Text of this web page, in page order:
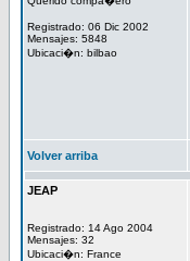
Registrado: 06 Dic 2002
Mensajes: 5848
Ubicaci�n: bilbao
Volver arriba
JEAP
Registrado: 14 Ago 2004
Mensajes: 32
Ubicaci�n: France